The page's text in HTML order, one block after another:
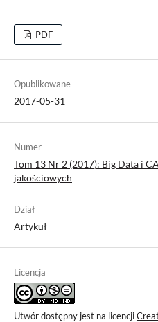
PDF
Opublikowane
2017-05-31
Numer
Tom 13 Nr 2 (2017): Big Data i
jakościowych
Dział
Artykuł
Licencja
Utwór dostępny jest na licencji